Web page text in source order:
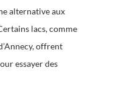
alternative aux
lacs, comme
offrent
essayer des